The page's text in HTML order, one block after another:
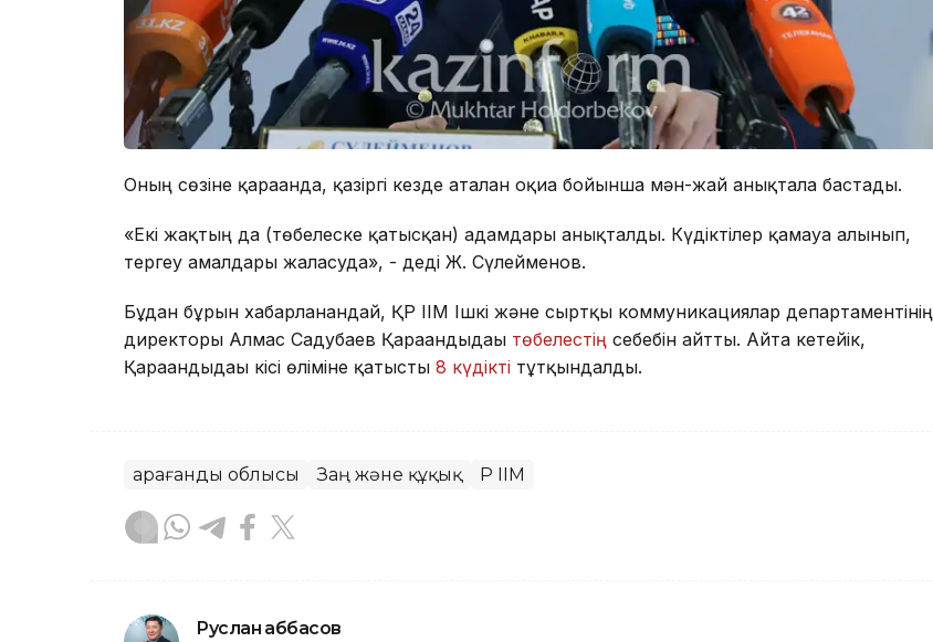
Оның сөзіне қарағанда, қазіргі кезде аталған оқиға бойынша мән-жай анықтала бастады.
«Екі жақтың да (төбелеске қатысқан) адамдары анықталды. Күдіктілер қамауға алынып,
тергеу амалдары жалғасуда», - деді Ж. Сүлейменов.
Бұдан бұрын хабарланғандай, ҚР ІІМ Ішкі және сыртқы коммуникациялар департаментінің
директоры Алмас Садубаев Қарағандыдағы төбелестің себебін айтты. Айта кетейік,
Қарағандыдағы кісі өліміне қатысты 8 күдікті тұтқындалды.
Қарағанды облысы Заң және құқық ҚР ІІМ
Руслан Ғаббасов